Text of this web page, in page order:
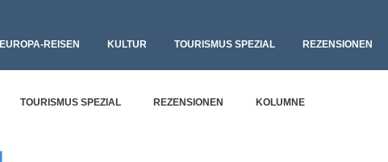
EUROPA-REISEN KULTUR TOURISMUS SPEZIAL REZENSIONEN
TOURISMUS SPEZIAL REZENSIONEN KOLUMNE